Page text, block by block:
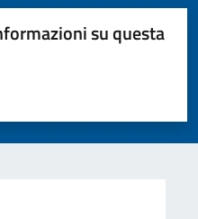
su questa
5